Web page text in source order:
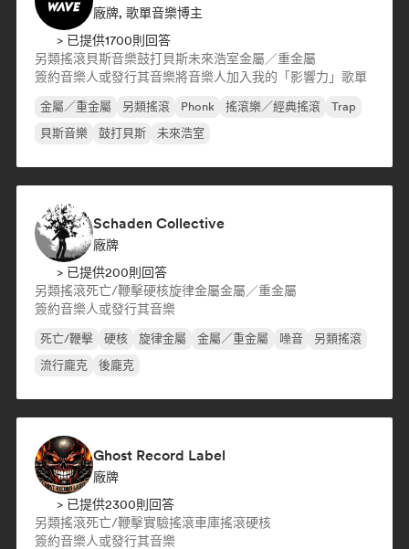
廠牌, 歌單音樂博主
> 已提供1700則回答
另類搖滾貝斯音樂鼓打貝斯未來浩室金屬／重金屬
簽約音樂人或發行其音樂將音樂人加入我的「影響力」歌單
金屬／重金屬 另類搖滾 Phonk 搖滾樂／經典搖滾
Trap
貝斯音樂
鼓打貝斯 未來浩室
Schaden Collective
廠牌
> 已提供200則回答
另類搖滾死亡/鞭擊硬核旋律金屬金屬／重金屬
簽約音樂人或發行其音樂
死亡/鞭擊 硬核 旋律金屬 金屬／重金屬 噪音
另類搖滾
流行龐克
後龐克
Ghost Record Label
廠牌
> 已提供2300則回答
另類搖滾死亡/鞭擊實驗搖滾車庫搖滾硬核
簽約音樂人或發行其音樂